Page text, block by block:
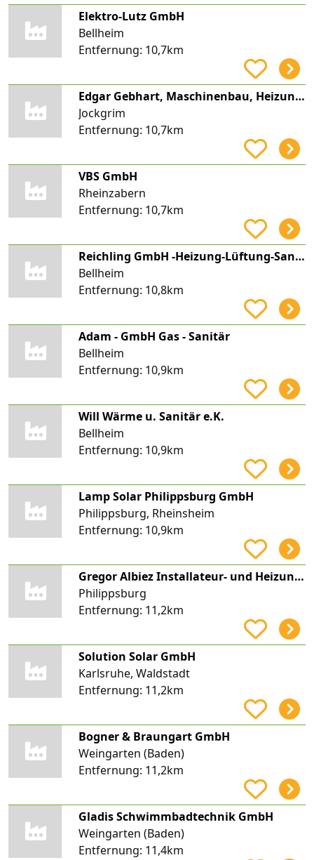
Elektro-Lutz GmbH
Bellheim
Entfernung: 10,7km
Edgar Gebhart, Maschinenbau, Heizungsbau, Schlosserei, GmbH
Jockgrim
Entfernung: 10,7km
VBS GmbH
Rheinzabern
Entfernung: 10,7km
Reichling GmbH -Heizung-Lüftung-Sanitär-
Bellheim
Entfernung: 10,8km
Adam - GmbH Gas - Sanitär
Bellheim
Entfernung: 10,9km
Will Wärme u. Sanitär e.K.
Bellheim
Entfernung: 10,9km
Lamp Solar Philippsburg GmbH
Philippsburg, Rheinsheim
Entfernung: 10,9km
Gregor Albiez Installateur- und Heizungsbauermeister
Philippsburg
Entfernung: 11,2km
Solution Solar GmbH
Karlsruhe, Waldstadt
Entfernung: 11,2km
Bogner & Braungart GmbH
Weingarten (Baden)
Entfernung: 11,2km
Gladis Schwimmbadtechnik GmbH
Weingarten (Baden)
Entfernung: 11,4km